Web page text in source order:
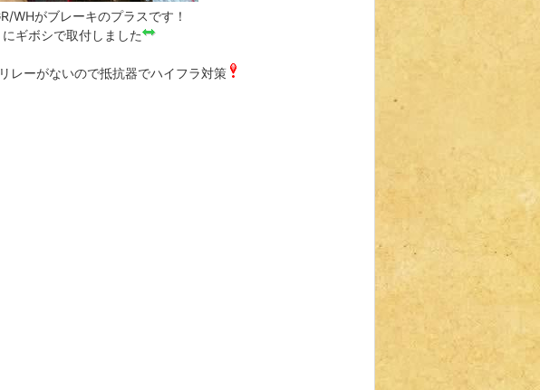
WHがブレーキのプラスです！
ギボシで取付しました
レーがないので抵抗器でハイフラ対策